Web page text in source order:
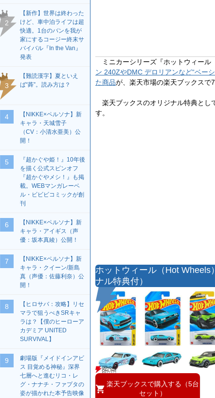
ミニカーシリーズ『ホットウィール
ン 240ZやDMC デロリアンなど“ベー
た商品が、楽天市場の楽天ブックスで
楽天ブックスのオリジナル特典とし
す。
ホットウィール（Hot Wheels
ナル特典付）
楽天ブックスで購入する（5台
セット）
2
【新作】世界は終わった
けど、車中泊ライフは超
快適。1台のバンを我が
家にするコージー終末サ
バイバル『In the Van』
発表
3
【難読漢字】夏といえ
ば“蕣”。読み方は？
4
【NIKKE×ペルソナ】新
キャラ・天城雪子
（CV：小清水亜美）公
開！
5
『超かぐや姫！』10年後
を描く公式スピンオフ
『超かぐやメシ！』も掲
載。WEBマンガレーベ
ル・ビビビコミックが創
刊
6
【NIKKE×ペルソナ】新
キャラ・アイギス（声
優：坂本真綾）公開！
7
【NIKKE×ペルソナ】新
キャラ・クイーン/新島
真（声優：佐藤利奈）公
開！
8
【ヒロサバ：攻略】リセ
マラで狙うべきSRキャ
ラは？【僕のヒーローア
カデミア UNITED
SURVIVAL】
9
劇場版『メイドインアビ
ス 目覚める神秘』深界
七層へと進むリコ・レ
グ・ナナチ・ファプタの
姿が描かれた本予告映像